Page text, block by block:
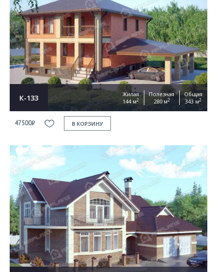
К-133
Жилая
144 м2
Полезная
280 м2
Общая
343 м2
47500₽ В КОРЗИНУ